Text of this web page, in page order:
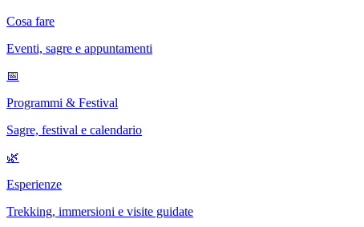
Cosa fare
Eventi, sagre e appuntamenti
📅
Programmi & Festival
Sagre, festival e calendario
🌿
Esperienze
Trekking, immersioni e visite guidate